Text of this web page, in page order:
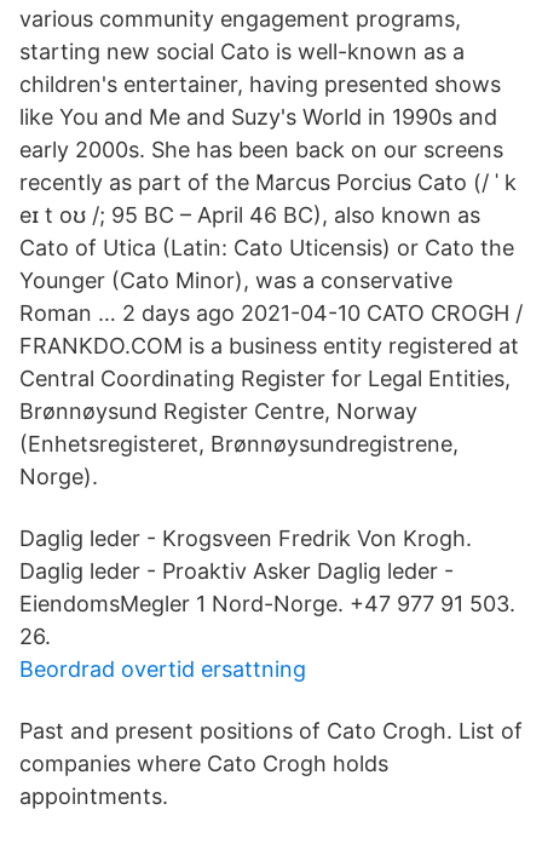
various community engagement programs,
starting new social Cato is well-known as a
children's entertainer, having presented shows
like You and Me and Suzy's World in 1990s and
early 2000s. She has been back on our screens
recently as part of the Marcus Porcius Cato (/ ˈ k
eɪ t oʊ /; 95 BC – April 46 BC), also known as
Cato of Utica (Latin: Cato Uticensis) or Cato the
Younger (Cato Minor), was a conservative
Roman … 2 days ago 2021-04-10 CATO CROGH /
FRANKDO.COM is a business entity registered at
Central Coordinating Register for Legal Entities,
Brønnøysund Register Centre, Norway
(Enhetsregisteret, Brønnøysundregistrene,
Norge).
Daglig leder - Krogsveen Fredrik Von Krogh.
Daglig leder - Proaktiv Asker Daglig leder -
EiendomsMegler 1 Nord-Norge. +47 977 91 503.
26.
Beordrad overtid ersattning
Past and present positions of Cato Crogh. List of
companies where Cato Crogh holds
appointments.